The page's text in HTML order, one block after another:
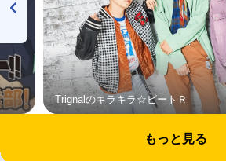
Trignalのキラキラ☆ビートＲ
もっと見る